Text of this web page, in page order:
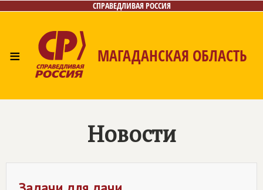
СПРАВЕДЛИВАЯ РОССИЯ
≡ МАГАДАНСКАЯ ОБЛАСТЬ
Новости